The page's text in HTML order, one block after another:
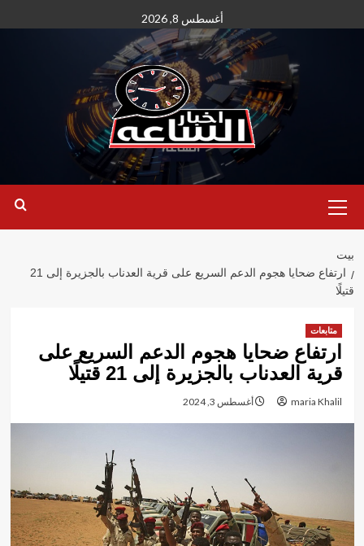
إلى
أغسطس 8, 2026
الأساسية
بيت
ارتفاع ضحايا هجوم الدعم السريع على قرية العدناب بالجزيرة إلى 21
قتيلًا
متابعات
ارتفاع ضحايا هجوم الدعم السريع على
قرية العدناب بالجزيرة إلى 21 قتيلًا
maria Khalil أغسطس 3, 2024